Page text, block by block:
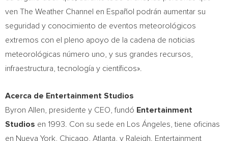
ven The Weather Channel en Español podrán aumentar su
seguridad y conocimiento de eventos meteorológicos
extremos con el pleno apoyo de la cadena de noticias
meteorológicas número uno, y sus grandes recursos,
infraestructura, tecnología y científicos».
Acerca de Entertainment Studios
Byron Allen , presidente y CEO, fundó Entertainment
Studios en 1993. Con su sede en Los Ángeles, tiene oficinas
en Nueva York Chicago Atlanta , y Raleigh . Entertainment